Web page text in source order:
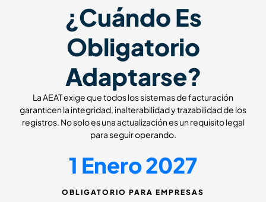
¿Cuándo Es
Obligatorio
Adaptarse?
La AEAT exige que todos los sistemas de facturación
garanticen la integridad, inalterabilidad y trazabilidad de los
registros. No solo es una actualización es un requisito legal
para seguir operando.
1 Enero 2027
OBLIGATORIO PARA EMPRESAS